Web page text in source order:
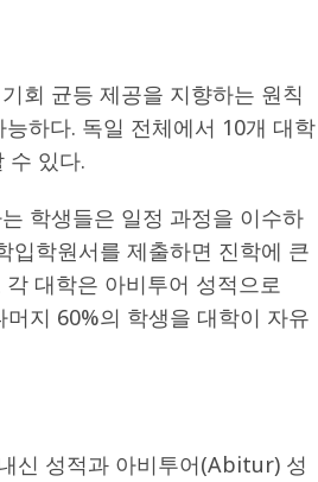
(FLCG), 뮌헨 공대(TUM)서 화려한 출범
한
회 균등 제공을 지향하는 원칙
하다. 독일 전체에서 10개 대학
수 있다.
학생들은 일정 과정을 이수하
학원서를 제출하면 진학에 큰
대학은 아비투어 성적으로
지 60%의 학생을 대학이 자유
신 성적과 아비투어(Abitur) 성